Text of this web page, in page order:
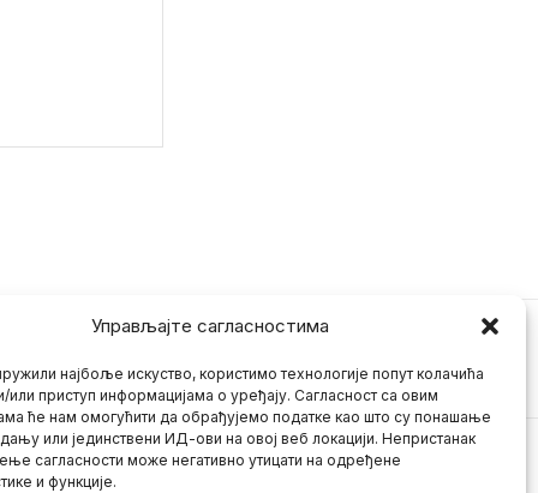
Управљајте сагласностима
најбоље искуство, користимо технологије попут колачића
или приступ информацијама о уређају. Сагласност са овим
ће нам омогућити да обрађујемо податке као што су понашање
или јединствени ИД-ови на овој веб локацији. Непристанак
сагласности може негативно утицати на одређене
и функције.